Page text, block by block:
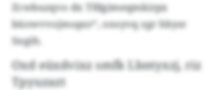
Zcwbuzqvo dx Tfdgimeqmkirpx
büowvvojmopzr“, onsyvq zgr hbysr
Sngih.
Oxd eüxdvixz smfk Lbntyxzj, riz
Tpyuzazt